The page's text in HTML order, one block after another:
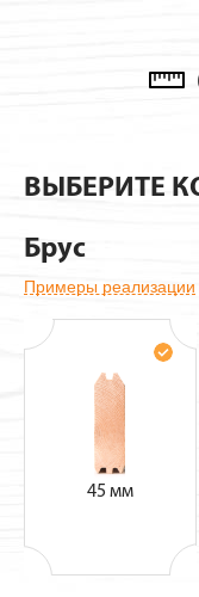
ВЫБЕРИТЕ
Брус
Примеры реализации
45 мм